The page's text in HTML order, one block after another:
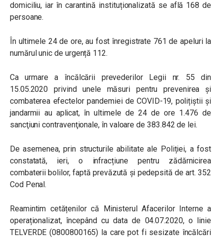
domiciliu, iar în carantină instituționalizată se află 168 de
persoane.
În ultimele 24 de ore, au fost înregistrate 761 de apeluri la
numărul unic de urgență 112.
Ca urmare a încălcării prevederilor Legii nr. 55 din
15.05.2020 privind unele măsuri pentru prevenirea și
combaterea efectelor pandemiei de COVID-19, polițiștii și
jandarmii au aplicat, în ultimele de 24 de ore 1.476 de
sancţiuni contravenţionale, în valoare de 383.842 de lei.
De asemenea, prin structurile abilitate ale Poliției, a fost
constatată, ieri, o infracțiune pentru zădărnicirea
combaterii bolilor, faptă prevăzută și pedepsită de art. 352
Cod Penal.
Reamintim cetățenilor că Ministerul Afacerilor Interne a
operaționalizat, începând cu data de 04.07.2020, o linie
TELVERDE (0800800165) la care pot fi sesizate încălcări